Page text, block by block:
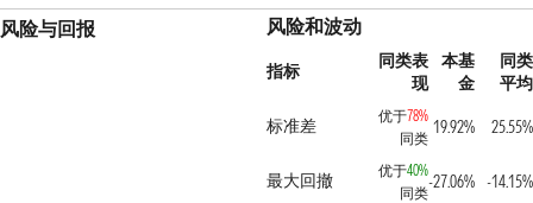
风险与回报 风险和波动
指标
同类表
现
本基
金
同类
平均
标准差
优于78%
同类
19.92% 25.55%
最大回撤 优于40%
同类
-27.06% -14.15%